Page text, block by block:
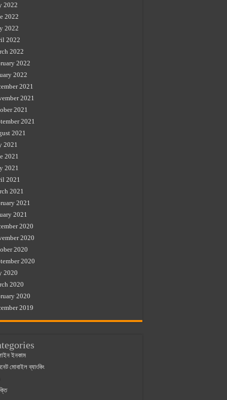
2022
2022
2022
2022
2022
2022
2022
2021
2021
2021
2021
2021
2021
2021
2021
2021
2021
2021
2021
2020
2020
2020
2020
2020
2020
2020
2019
ইনকাম
মোবাইল ব্যাংকিং